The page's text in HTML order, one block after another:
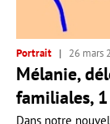
Portrait 26 mars
Mélanie,
familiales,
Dans notre